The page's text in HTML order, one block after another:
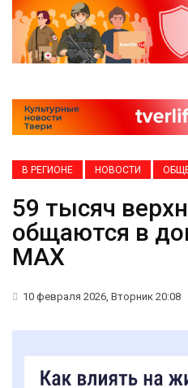
В РЕГИОНЕ НОВОСТИ
59 тысяч
общаются в
МАХ
10 февраля 2026, Вторник 20:08